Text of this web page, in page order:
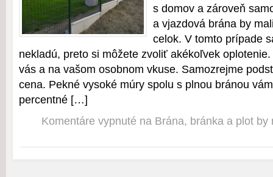
s domov a zároveň
a vjazdová brána by
celok. V tomto prípade
nekladú, preto si môžete zvoliť akékoľvek
vás a na vašom osobnom vkuse. Samozrejme
cena. Pekné vysoké múry spolu s plnou bránou
percentné […]
Komentáre vypnuté na Brána, bránka a plot